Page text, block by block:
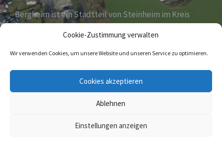
Cookie-Zustimmung verwalten
Wir verwenden Cookies, um unsere Website und unseren Service zu optimieren.
Cookies akzeptieren
Ablehnen
Einstellungen anzeigen
Bergheim ist ein Stadtteil von Steinheim im Kreis
Höxter, Nordrhein-Westfalen, und zählt aktuell 1030
Einwohner – Stand 31. Dezember 2018.